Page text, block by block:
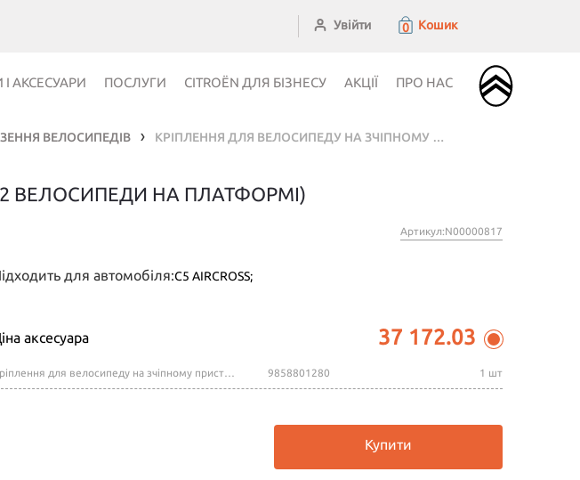
Увійти 0 Кошик
АКСЕСУАРИ ПОСЛУГИ CITROЁN ДЛЯ БІЗНЕСУ АКЦІЇ ПРО НАС
ВЕЛОСИПЕДІВ ❯ КРІПЛЕННЯ ДЛЯ ВЕЛОСИПЕДУ НА ЗЧІПНОМУ ПРИСТРОЇ (2 ВЕЛОСИПЕДИ НА ПЛАТФОРМІ)
ВЕЛОСИПЕДИ НА ПЛАТФОРМІ)
Артикул:N00000817
для автомобіля:C5 AIRCROSS;
аксесуара 37 172.03
Кріплення для велосипеду на зчіпному пристрої (2 велосипеди на платформі) 9858801280 1 шт
Купити